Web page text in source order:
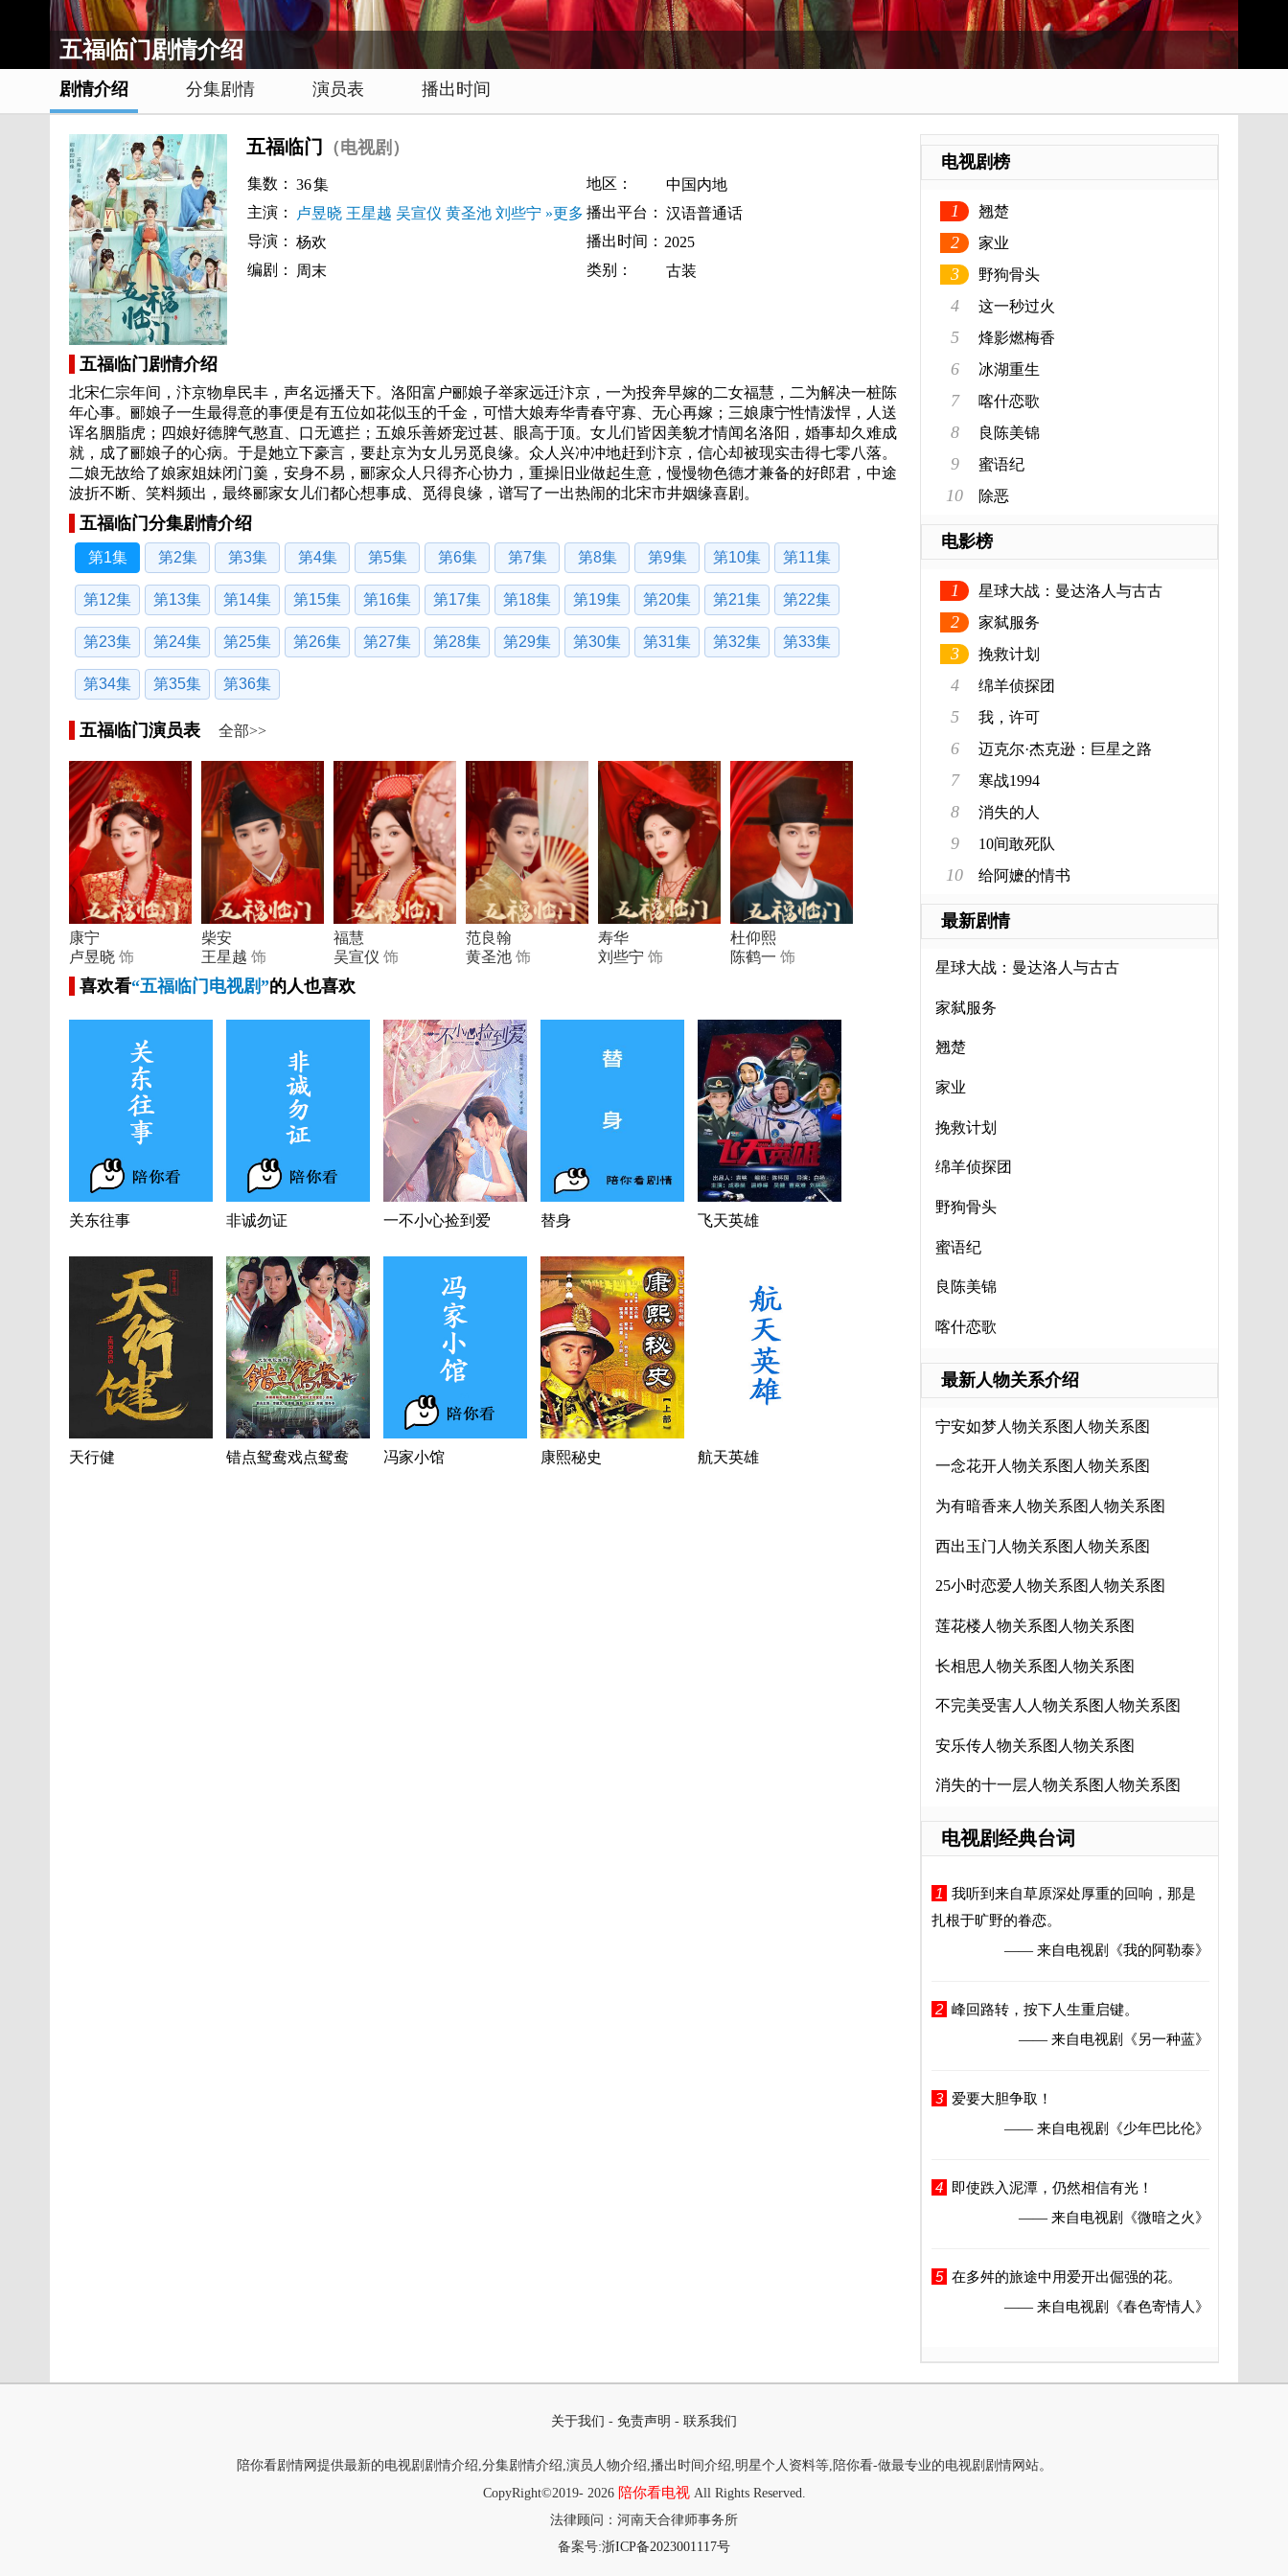
五福临门剧情介绍
剧情介绍 分集剧情 演员表 播出时间
五福临门 （电视剧）
集数： 36集 地区：
中国内地
主演：
卢昱晓 王星越 吴宣仪 黄圣池 刘些宁 »更多 播出平台： 汉语普通话
导演： 杨欢 播出时间： 2025
编剧：
周末 类别： 古装
五福临门剧情介绍
北宋仁宗年间，汴京物阜民丰，声名远播天下。洛阳富户郦娘子举家远迁汴京，一为投奔早嫁的二女福慧，二为解决一桩陈
年心事。郦娘子一生最得意的事便是有五位如花似玉的千金，可惜大娘寿华青春守寡、无心再嫁；三娘康宁性情泼悍，人送
诨名胭脂虎；四娘好德脾气憨直、口无遮拦；五娘乐善娇宠过甚、眼高于顶。女儿们皆因美貌才情闻名洛阳，婚事却久难成
就，成了郦娘子的心病。于是她立下豪言，要赴京为女儿另觅良缘。众人兴冲冲地赶到汴京，信心却被现实击得七零八落。
二娘无故给了娘家姐妹闭门羹，安身不易，郦家众人只得齐心协力，重操旧业做起生意，慢慢物色德才兼备的好郎君，中途
波折不断、笑料频出，最终郦家女儿们都心想事成、觅得良缘，谱写了一出热闹的北宋市井姻缘喜剧。
五福临门分集剧情介绍
第1集 第2集 第3集 第4集 第5集 第6集 第7集 第8集 第9集 第10集 第11集
第12集 第13集 第14集 第15集 第16集 第17集 第18集 第19集 第20集 第21集 第22集
第23集 第24集 第25集 第26集 第27集 第28集 第29集 第30集 第31集 第32集 第33集
第34集 第35集 第36集
五福临门演员表 全部>>
康宁
卢昱晓 饰
柴安
王星越 饰
福慧
吴宣仪 饰
范良翰
黄圣池 饰
寿华
刘些宁 饰
杜仰熙
陈鹤一 饰
喜欢看“五福临门电视剧”的人也喜欢
关东往事 非诚勿证 一不小心捡到爱 替身 飞天英雄
天行健 错点鸳鸯戏点鸳鸯 冯家小馆 康熙秘史 航天英雄
电视剧榜
1 翘楚
2 家业
3 野狗骨头
4 这一秒过火
5 烽影燃梅香
6 冰湖重生
7 喀什恋歌
8 良陈美锦
9 蜜语纪
10 除恶
电影榜
1 星球大战：曼达洛人与古古
2 家弑服务
3 挽救计划
4 绵羊侦探团
5 我，许可
6 迈克尔·杰克逊：巨星之路
7 寒战1994
8 消失的人
9 10间敢死队
10 给阿嬷的情书
最新剧情
星球大战：曼达洛人与古古
家弑服务
翘楚
家业
挽救计划
绵羊侦探团
野狗骨头
蜜语纪
良陈美锦
喀什恋歌
最新人物关系介绍
宁安如梦人物关系图人物关系图
一念花开人物关系图人物关系图
为有暗香来人物关系图人物关系图
西出玉门人物关系图人物关系图
25小时恋爱人物关系图人物关系图
莲花楼人物关系图人物关系图
长相思人物关系图人物关系图
不完美受害人人物关系图人物关系图
安乐传人物关系图人物关系图
消失的十一层人物关系图人物关系图
电视剧经典台词
1
我听到来自草原深处厚重的回响，那是
扎根于旷野的眷恋。
—— 来自电视剧
《我的阿勒泰》
2 峰回路转，按下人生重启键。
—— 来自电视剧
《另一种蓝》
3
爱要大胆争取！
—— 来自电视剧
《少年巴比伦》
4
即使跌入泥潭，仍然相信有光！
—— 来自电视剧
《微暗之火》
5 在多舛的旅途中用爱开出倔强的花。
—— 来自电视剧
《春色寄情人》
关于我们 - 免责声明 - 联系我们
陪你看剧情网提供最新的电视剧剧情介绍,分集剧情介绍,演员人物介绍,播出时间介绍,明星个人资料等,陪你看-做最专业的电视剧剧情网站。
CopyRight©2019- 2026 陪你看电视All Rights Reserved.
法律顾问：河南天合律师事务所
备案号:浙ICP备2023001117号